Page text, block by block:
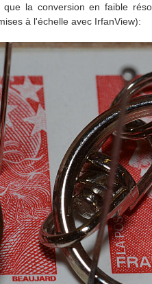
la conversion en faible
à l'échelle avec IrfanView):